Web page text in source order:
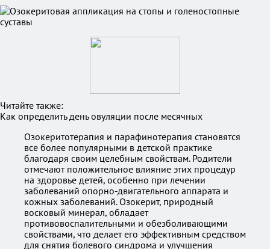
Читайте также:
Как определить день овуляции после месячных
Озокеритотерапия и парафинотерапия становятся
все более популярными в детской практике
благодаря своим целебным свойствам. Родители
отмечают положительное влияние этих процедур
на здоровье детей, особенно при лечении
заболеваний опорно-двигательного аппарата и
кожных заболеваний. Озокерит, природный
восковый минерал, обладает
противовоспалительными и обезболивающими
свойствами, что делает его эффективным средством
для снятия болевого синдрома и улучшения